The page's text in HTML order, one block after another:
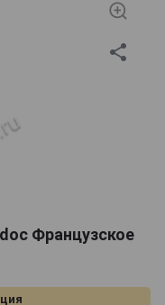
Французское